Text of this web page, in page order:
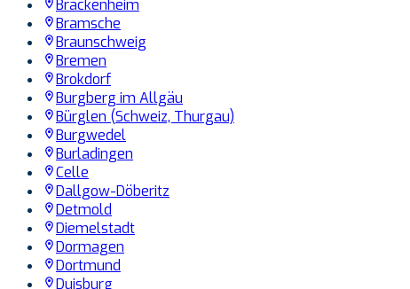
Brackenheim
Bramsche
Braunschweig
Bremen
Brokdorf
Burgberg im Allgäu
Bürglen (Schweiz, Thurgau)
Burgwedel
Burladingen
Celle
Dallgow-Döberitz
Detmold
Diemelstadt
Dormagen
Dortmund
Duisburg